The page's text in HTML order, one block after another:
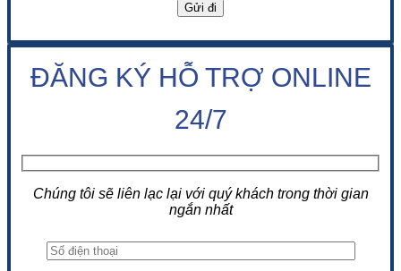
ĐĂNG KÝ HỖ TRỢ ONLINE
24/7
Chúng tôi sẽ liên lạc lại với quý khách trong thời gian
ngắn nhất